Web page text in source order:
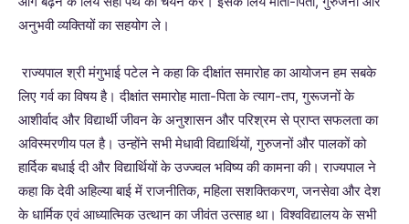
अनुभवी व्यक्तियों का सहयोग ले।
राज्यपाल श्री मंगुभाई पटेल ने कहा कि दीक्षांत समारोह का आयोजन हम सबके
लिए गर्व का विषय है। दीक्षांत समारोह माता-पिता के त्याग-तप, गुरूजनों के
आशीर्वाद और विद्यार्थी जीवन के अनुशासन और परिश्रम से प्राप्त सफलता का
अविस्मरणीय पल है। उन्होंने सभी मेधावी विद्यार्थियों, गुरुजनों और पालकों को
हार्दिक बधाई दी और विद्यार्थियों के उज्ज्वल भविष्य की कामना की। राज्यपाल ने
कहा कि देवी अहिल्या बाई में राजनीतिक, महिला सशक्तिकरण, जनसेवा और देश
के धार्मिक एवं आध्यात्मिक उत्थान का जीवंत उत्साह था। विश्वविद्यालय के सभी